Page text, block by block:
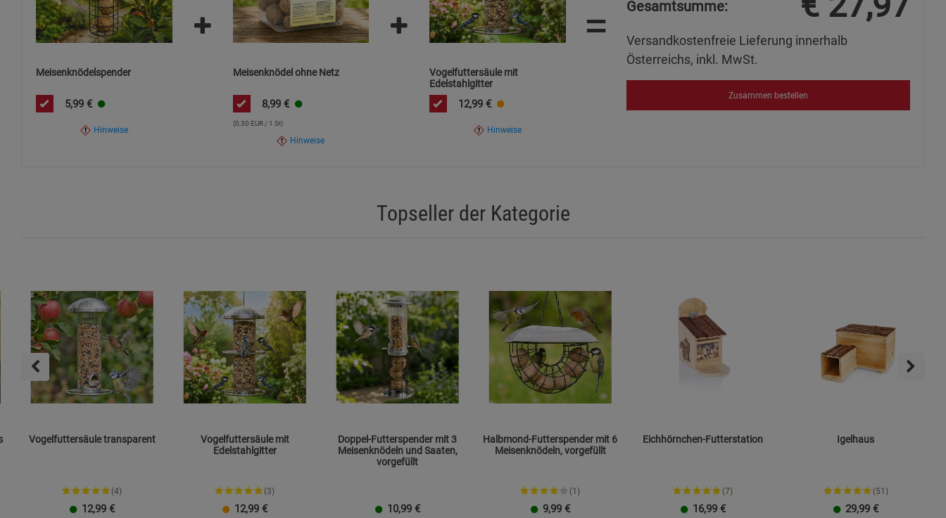
Nicht an unsicheren, leicht umstürzbaren oder ungeeigneten Stellen befestigen.
Nicht dauerhaft in direkter, ganztägiger Sonneneinstrahlung aufhängen, um das Futter vor übermäßiger Erwärmung und
Nur bestimmungsgemäß verwenden. Nicht für andere Zwecke einsetzen, wenn dadurch Risiken für Menschen, Tiere oder
Material entstehen können.
Meisenknödelspender
5,99 €
Hinweise
Meisenknödel ohne Netz
8,99 €
(0,30 EUR / 1 St)
Hinweise
Vogelfuttersäule mit
Edelstahlgitter
12,99 €
Hinweise
= Gesamtsumme:
Versandkostenfreie Lieferung innerhalb
Österreichs, inkl. MwSt.
Zusammen bestellen
Topseller der Kategorie
Vogelfuttersäule transparent
(4)
12,99 €
Vogelfuttersäule mit
Edelstahlgitter
(3)
12,99 €
Doppel-Futterspender mit 3
Meisenknödeln und Saaten,
vorgefüllt
10,99 €
Halbmond-Futterspender mit 6
Meisenknödeln, vorgefüllt
(1)
9,99 €
Eichhörnchen-Futterstation
(7)
16,99 €
Igelhaus
(51)
29,99 €
Marketing Cookies (3)
Beschreibung Marketing Cookies